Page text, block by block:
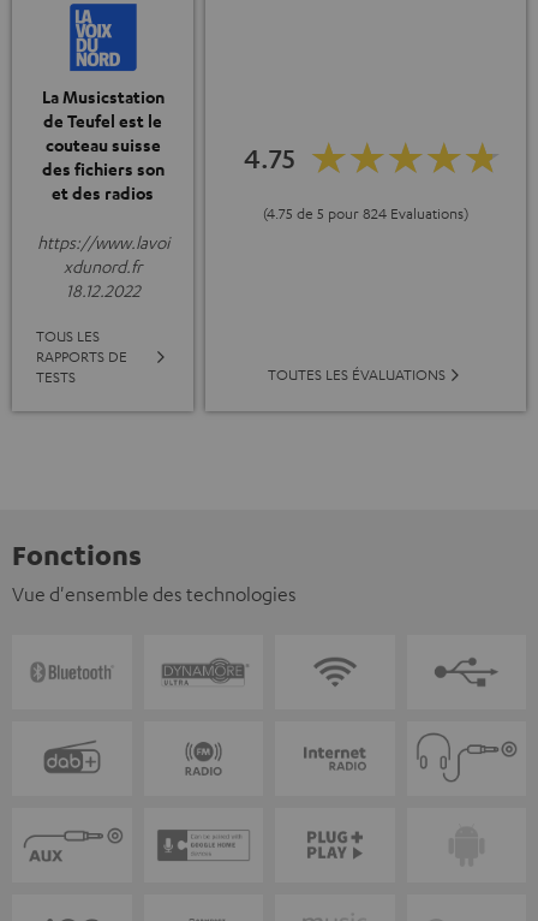
La Musicstation
de Teufel est le
couteau suisse
des fichiers son
et des radios
https://www.lavoi
xdunord.fr
18.12.2022
TOUS LES
RAPPORTS DE
TESTS
4.75
(4.75 de 5 pour 824 Evaluations)
TOUTES LES ÉVALUATIONS
Fonctions
Vue d'ensemble des technologies